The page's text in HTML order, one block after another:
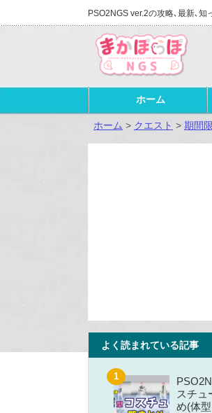
PSO2NGS ver.2の攻略､最新､
ホーム
ホーム > クエスト > 期間
よく読まれている記事
スチュ
め(体